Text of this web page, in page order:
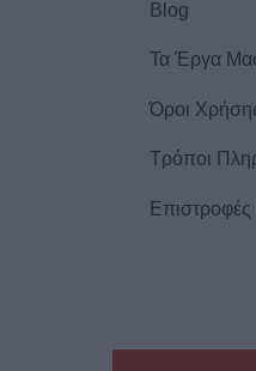
Blog
Τα Έργα
Όροι
Τρόποι